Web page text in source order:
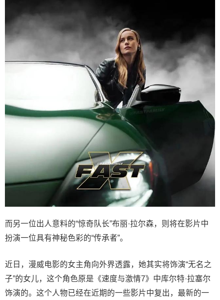
而另一位出人意料的“惊奇队长”布丽·拉尔森，则将在影片中
扮演一位具有神秘色彩的“传承者”。
近日，漫威电影的女主角向外界透露，她其实将饰演“无名之
子”的女儿，这个角色原是《速度与激情7》中库尔特·拉塞尔
饰演的。这个人物已经在近期的一些影片中复出，最新的一